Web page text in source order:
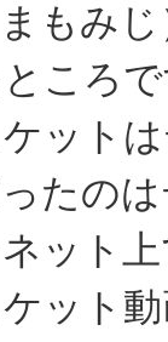
もみ
ころ
ット
たの
ット
ット